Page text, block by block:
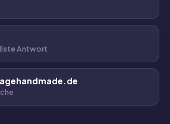
Antwort